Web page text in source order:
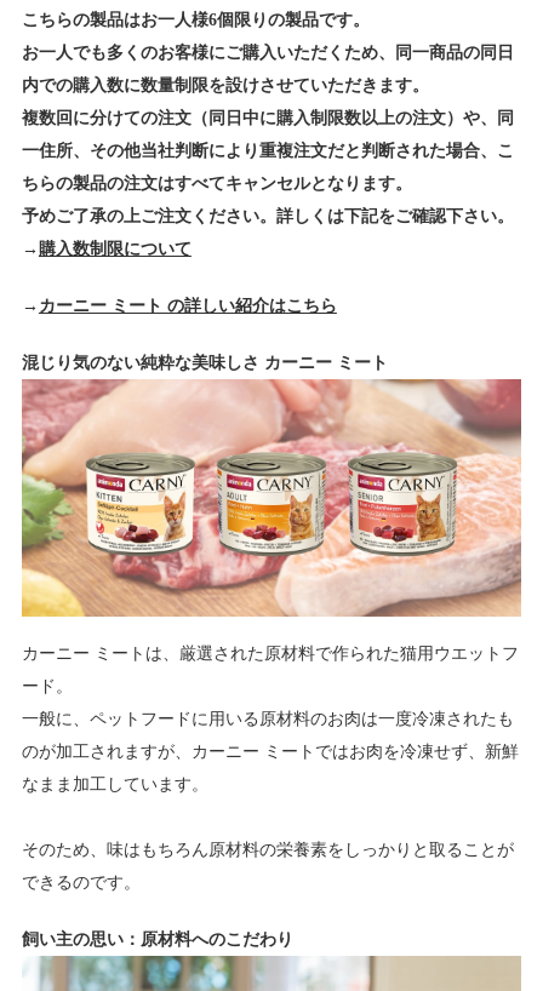
こちらの製品はお一人様6個限りの製品です。
お一人でも多くのお客様にご購入いただくため、同一商品の同日
内での購入数に数量制限を設けさせていただきます。
複数回に分けての注文（同日中に購入制限数以上の注文）や、同
一住所、その他当社判断により重複注文だと判断された場合、こ
ちらの製品の注文はすべてキャンセルとなります。
予めご了承の上ご注文ください。詳しくは下記をご確認下さい。
→ 購入数制限について
→ カーニー ミート の詳しい紹介はこちら
混じり気のない純粋な美味しさ カーニー ミート
カーニー ミートは、厳選された原材料で作られた猫用ウエットフ
ード。
一般に、ペットフードに用いる原材料のお肉は一度冷凍されたも
のが加工されますが、カーニー ミートではお肉を冷凍せず、新鮮
なまま加工しています。
そのため、味はもちろん原材料の栄養素をしっかりと取ることが
できるのです。
飼い主の思い：原材料へのこだわり